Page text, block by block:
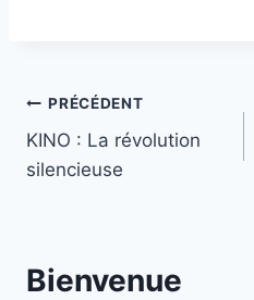
Navigation
de
PRÉCÉDENT
KINO : La révolution
silencieuse
Bienvenue